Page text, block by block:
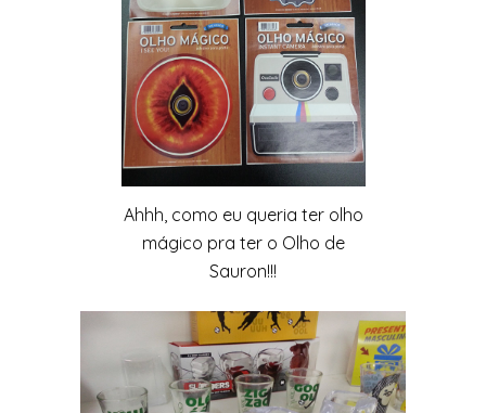
Ahhh, como eu queria ter olho
mágico pra ter o Olho de
Sauron!!!